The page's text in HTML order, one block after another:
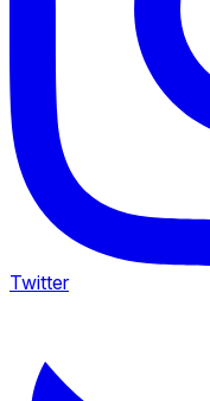
Twitter